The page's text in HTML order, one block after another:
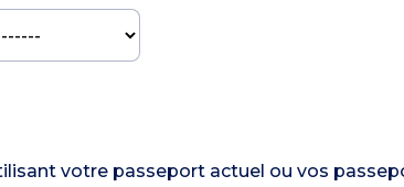
votre passeport actuel ou vos